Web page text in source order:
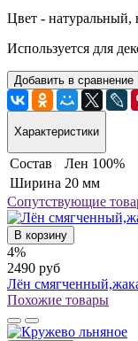
Цвет -
Используется для
Добавить в сравнение
Характеристики
Состав
Лен 100%
Ширина 20 мм
Сопутствующие
В корзину
4%
2490 руб
Лён
Похожие товары